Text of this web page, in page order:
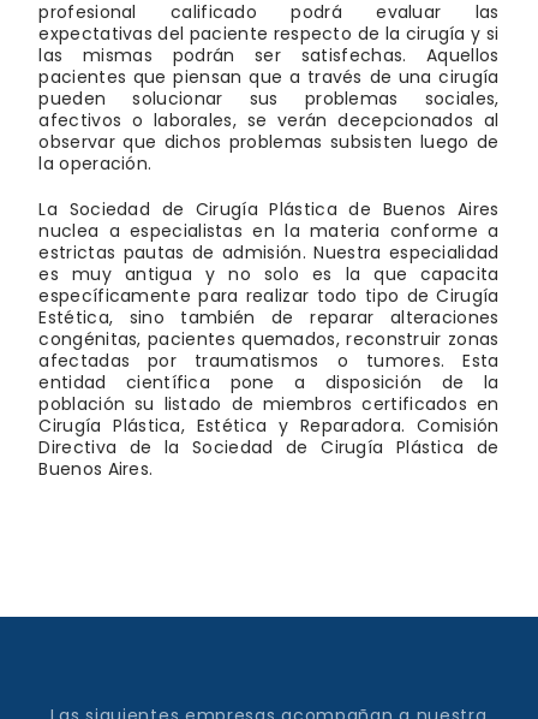
profesional calificado podrá evaluar las
expectativas del paciente respecto de la cirugía y si
las mismas podrán ser satisfechas. Aquellos
pacientes que piensan que a través de una cirugía
pueden solucionar sus problemas sociales,
afectivos o laborales, se verán decepcionados al
observar que dichos problemas subsisten luego de
la operación.
La Sociedad de Cirugía Plástica de Buenos Aires
nuclea a especialistas en la materia conforme a
estrictas pautas de admisión. Nuestra especialidad
es muy antigua y no solo es la que capacita
específicamente para realizar todo tipo de Cirugía
Estética, sino también de reparar alteraciones
congénitas, pacientes quemados, reconstruir zonas
afectadas por traumatismos o tumores. Esta
entidad científica pone a disposición de la
población su listado de miembros certificados en
Cirugía Plástica, Estética y Reparadora. Comisión
Directiva de la Sociedad de Cirugía Plástica de
Buenos Aires.